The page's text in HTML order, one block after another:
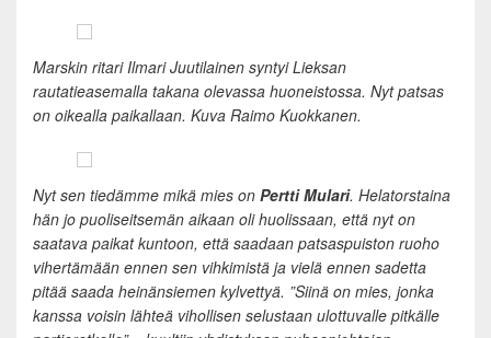
Marskin ritari Ilmari Juutilainen syntyi Lieksan
rautatieasemalla takana olevassa huoneistossa. Nyt patsas
on oikealla paikallaan. Kuva Raimo Kuokkanen.
Nyt sen tiedämme mikä mies on Pertti Mulari. Helatorstaina
hän jo puoliseitsemän aikaan oli huolissaan, että nyt on
saatava paikat kuntoon, että saadaan patsaspuiston ruoho
vihertämään ennen sen vihkimistä ja vielä ennen sadetta
pitää saada heinänsiemen kylvettyä. ”Siinä on mies, jonka
kanssa voisin lähteä vihollisen selustaan ulottuvalle pitkälle